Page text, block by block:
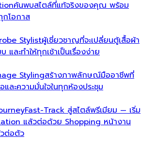
ค้นพบสไตล์ที่แท้จริงของคุณ พร้อม
กโอกาส
Stylistผู้เชี่ยวชาญที่จะเปลี่ยนตู้เสื้อผ้า
และทำให้ทุกเช้าเป็นเรื่องง่าย
Stylingสร้างภาพลักษณ์มืออาชีพที่
และความมั่นใจในทุกห้องประชุม
Fast-Track สู่สไตล์พรีเมียม — เริ่ม
แล้วต่อด้วย Shopping หน้างาน
ต่อตัว